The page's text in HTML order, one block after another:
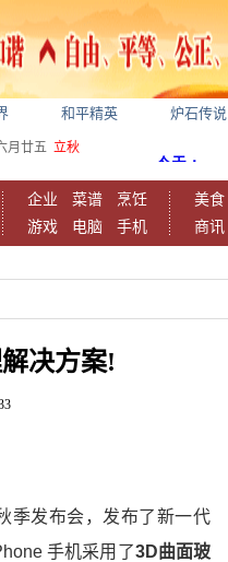
和平精英 炉石传说
月廿五 立秋
企业 菜谱
烹饪
游戏
电脑 手机
美食
商讯
决方案!
季发布会，发布了新一代
手机采用了3D曲面玻